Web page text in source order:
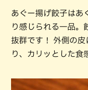
あぐー揚げ餃子はあ
り感じられる一品。
抜群です！ 外側の
り、カリッとした食